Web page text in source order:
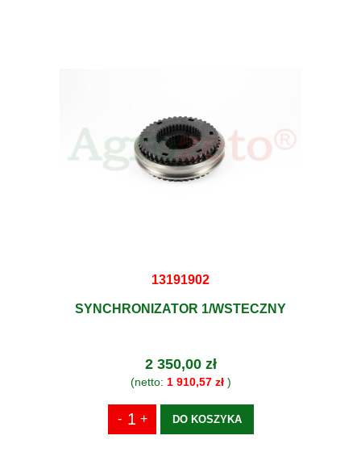
13191902
SYNCHRONIZATOR 1/WSTECZNY
2 350,00 zł
(netto: 1 910,57 zł)
DO KOSZYKA